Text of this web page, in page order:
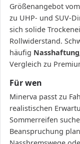
Größenangebot
zu UHP- und SUV-
sich solide
Rollwiderstand.
häufig
Vergleich zu
Für wen
Minerva passt zu
realistischen
Sommerreifen
Beanspruchung